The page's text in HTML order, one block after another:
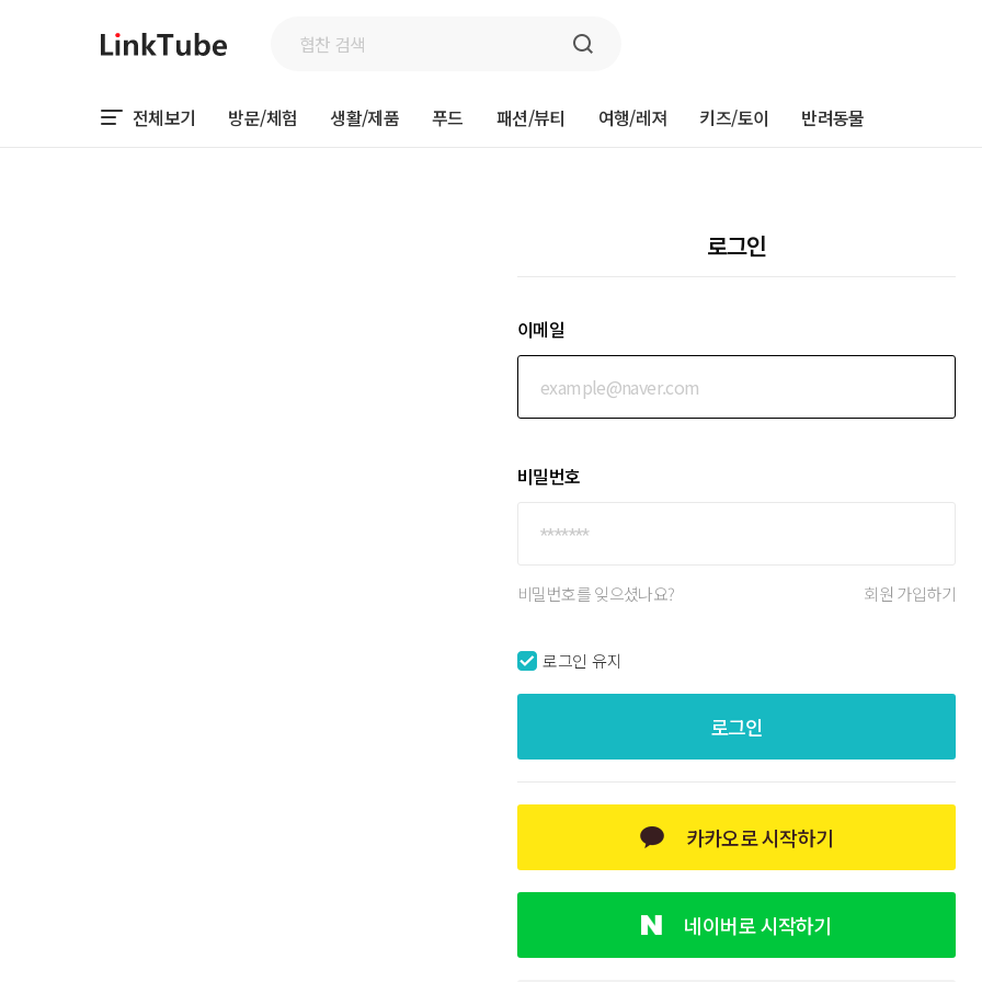
전체보기 방문/체험 생활/제품 푸드 패션/뷰티 여행/레져 키즈/토이 반려동물
로그인
이메일
비밀번호
비밀번호를 잊으셨나요? 회원 가입하기
로그인 유지
로그인
카카오로 시작하기
네이버로 시작하기